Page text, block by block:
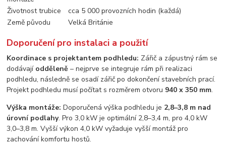
Životnost trubice
cca 5 000 provozních hodin (každá)
Země původu
Velká Británie
Doporučení pro instalaci a použití
Koordinace s projektantem podhledu: Zářič a zápustný rám se
dodávají odděleně – nejprve se integruje rám při realizaci
podhledu, následně se osadí zářič po dokončení stavebních prací.
Projekt podhledu musí počítat s rozměrem otvoru 940 x 350 mm.
Výška montáže: Doporučená výška podhledu je 2,8–3,8 m nad
úrovní podlahy. Pro 3,0 kW je optimální 2,8–3,4 m, pro 4,0 kW
3,0–3,8 m. Vyšší výkon 4,0 kW vyžaduje vyšší montáž pro
zachování komfortu hostů.